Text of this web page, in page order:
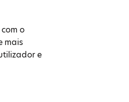
o
mais
e